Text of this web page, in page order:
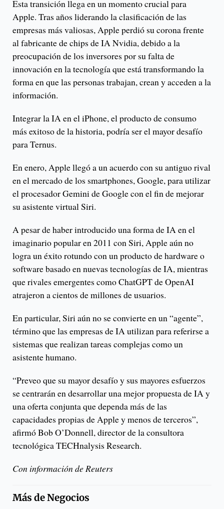
Esta transición llega en un momento crucial para
Apple. Tras años liderando la clasificación de las
empresas más valiosas, Apple perdió su corona frente
al fabricante de chips de IA Nvidia, debido a la
preocupación de los inversores por su falta de
innovación en la tecnología que está transformando la
forma en que las personas trabajan, crean y acceden a la
información.
Integrar la IA en el iPhone, el producto de consumo
más exitoso de la historia, podría ser el mayor desafío
para Ternus.
En enero, Apple llegó a un acuerdo con su antiguo rival
en el mercado de los smartphones, Google, para utilizar
el procesador Gemini de Google con el fin de mejorar
su asistente virtual Siri.
A pesar de haber introducido una forma de IA en el
imaginario popular en 2011 con Siri, Apple aún no
logra un éxito rotundo con un producto de hardware o
software basado en nuevas tecnologías de IA, mientras
que rivales emergentes como ChatGPT de OpenAI
atrajeron a cientos de millones de usuarios.
En particular, Siri aún no se convierte en un “agente”,
término que las empresas de IA utilizan para referirse a
sistemas que realizan tareas complejas como un
asistente humano.
“Preveo que su mayor desafío y sus mayores esfuerzos
se centrarán en desarrollar una mejor propuesta de IA y
una oferta conjunta que dependa más de las
capacidades propias de Apple y menos de terceros”,
afirmó Bob O’Donnell, director de la consultora
tecnológica TECHnalysis Research.
Con información de Reuters
Más deNegocios